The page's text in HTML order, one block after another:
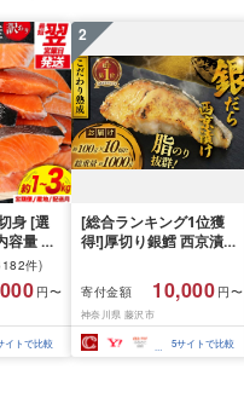
身 [選
容量 発
城東洋
産 海
不揃い
シャケ
用 おか
件)
円〜
イトで比較
2
[総合ランキング1位獲
得!]厚切り銀鱈 西京漬け
約 1,000g (約 100g × 10
切) 西京味噌 西京みそ 味
噌漬け みそ 味噌 鮮魚 魚
介 銀だら 銀ダラ ギンダ
ラ ぎんだら 鱈 タラ 魚
寄付金額 10,000 円〜
神奈川県 藤沢市
5サイトで比較